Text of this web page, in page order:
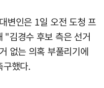
변인은 1일 오전 도청 프
"김경수 후보 측은 선거
없는 의혹 부풀리기에
구했다.